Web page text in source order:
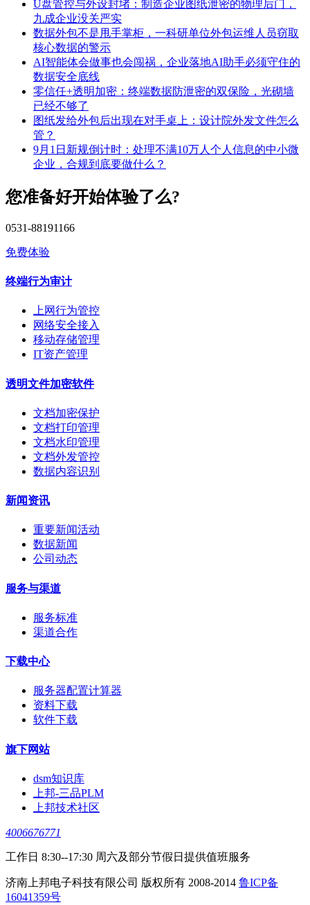
U盘管控与外设封堵：制造企业图纸泄密的物理后门，
九成企业没关严实
数据外包不是甩手掌柜，一科研单位外包运维人员窃取
核心数据的警示
AI智能体会做事也会闯祸，企业落地AI助手必须守住的
数据安全底线
零信任+透明加密：终端数据防泄密的双保险，光砌墙
已经不够了
图纸发给外包后出现在对手桌上：设计院外发文件怎么
管？
9月1日新规倒计时：处理不满10万人个人信息的中小微
企业，合规到底要做什么？
您准备好开始体验了么?
0531-88191166
免费体验
终端行为审计
上网行为管控
网络安全接入
移动存储管理
IT资产管理
透明文件加密软件
文档加密保护
文档打印管理
文档水印管理
文档外发管控
数据内容识别
新闻资讯
重要新闻活动
数据新闻
公司动态
服务与渠道
服务标准
渠道合作
下载中心
服务器配置计算器
资料下载
软件下载
旗下网站
dsm知识库
上邦-三品PLM
上邦技术社区
4006676771
工作日 8:30--17:30 周六及部分节假日提供值班服务
济南上邦电子科技有限公司 版权所有 2008-2014 鲁ICP备
16041359号